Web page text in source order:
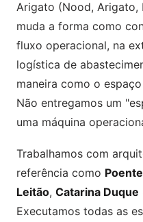
Arigato (Nood, Arigato,
muda a forma como
fluxo operacional, na
logística de
maneira como o
Não entregamos um
uma máquina
Trabalhamos com
referência como
Leitão, Catarina Duque
Executamos todas as